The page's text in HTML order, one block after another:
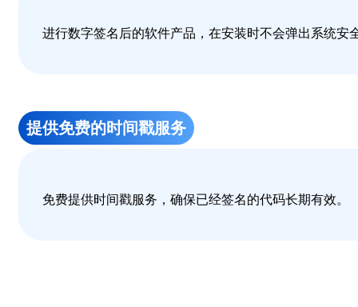
进行数字签名后的软件产品，在安装时不会弹出系统
提供免费的时间戳服务
免费提供时间戳服务，确保已经签名的代码长期有效。